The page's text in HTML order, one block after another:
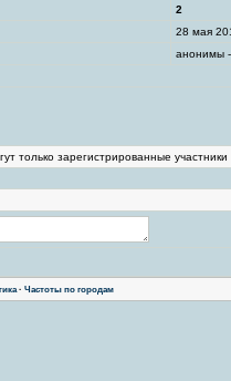
2
28 мая
анонимы
только зарегистрированные
· Частоты по городам